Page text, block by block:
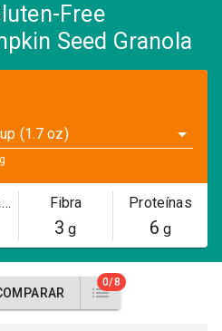
Free
Seed Granola
(1.7 oz)
Carbohidratos Fibra
3 g
Proteínas
6 g
0/8